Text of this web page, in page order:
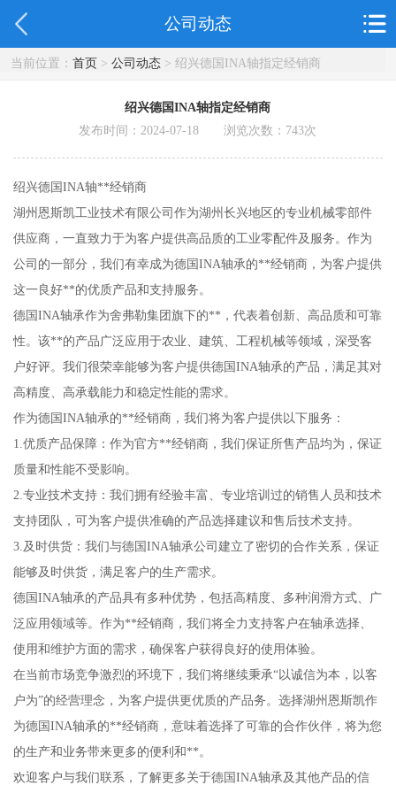
公司动态
当前位置： 首页> 公司动态> 绍兴德国INA轴指定经销商
绍兴德国INA轴指定经销商
发布时间：2024-07-18 浏览次数： 743次
绍兴德国INA轴**经销商
湖州恩斯凯工业技术有限公司作为湖州长兴地区的专业机械零部件
供应商，一直致力于为客户提供高品质的工业零配件及服务。作为
公司的一部分，我们有幸成为德国INA轴承的**经销商，为客户提供
这一良好**的优质产品和支持服务。
德国INA轴承作为舍弗勒集团旗下的**，代表着创新、高品质和可靠
性。该**的产品广泛应用于农业、建筑、工程机械等领域，深受客
户好评。我们很荣幸能够为客户提供德国INA轴承的产品，满足其对
高精度、高承载能力和稳定性能的需求。
作为德国INA轴承的**经销商，我们将为客户提供以下服务：
1.优质产品保障：作为官方**经销商，我们保证所售产品均为，保证
质量和性能不受影响。
2.专业技术支持：我们拥有经验丰富、专业培训过的销售人员和技术
支持团队，可为客户提供准确的产品选择建议和售后技术支持。
3.及时供货：我们与德国INA轴承公司建立了密切的合作关系，保证
能够及时供货，满足客户的生产需求。
德国INA轴承的产品具有多种优势，包括高精度、多种润滑方式、广
泛应用领域等。作为**经销商，我们将全力支持客户在轴承选择、
使用和维护方面的需求，确保客户获得良好的使用体验。
在当前市场竞争激烈的环境下，我们将继续秉承“以诚信为本，以客
户为”的经营理念，为客户提供更优质的产品务。选择湖州恩斯凯作
为德国INA轴承的**经销商，意味着选择了可靠的合作伙伴，将为您
的生产和业务带来更多的便利和**。
欢迎客户与我们联系，了解更多关于德国INA轴承及其他产品的信